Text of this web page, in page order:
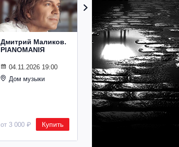
Дмитрий Маликов.
PIANOMANIЯ
04.11.2026 19:00
Дом музыки
от 3 000 ₽ Купить
Рождественский
концерт
Владимира
Спивакова
24.12.2026 19:00
Дом музыки